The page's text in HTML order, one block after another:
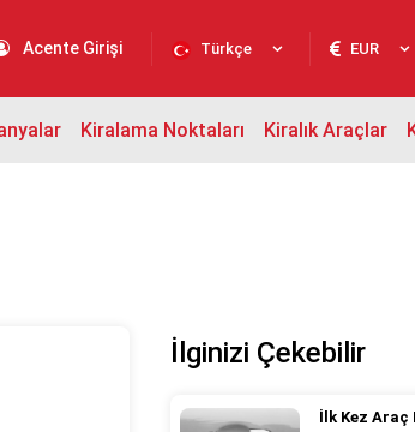
Acente Girişi Türkçe EUR
Kiralama Noktaları Kiralık Araçlar
İlginizi Çekebilir
İlk Kez Araç